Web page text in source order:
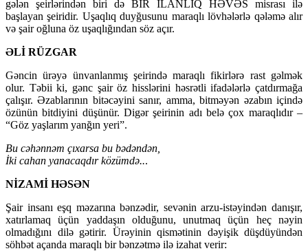
gələn şeirlərindən biri də BİR İLANLIQ HƏVƏS misrası ilə
başlayan şeiridir. Uşaqlıq duyğusunu maraqlı lövhələrlə qələmə alır
və şair oğluna öz uşaqlığından söz açır.
ƏLİ RÜZGAR
Gəncin ürəyə ünvanlanmış şeirində maraqlı fikirlərə rast gəlmək
olur. Təbii ki, gənc şair öz hisslərini həsrətli ifadələrlə çatdırmağa
çalışır. Əzablarının bitəcəyini sanır, amma, bitməyən əzabın içində
özünün bitdiyini düşünür. Digər şeirinin adı belə çox maraqlıdır –
“Göz yaşlarım yanğın yeri”.
Bu cəhənnəm çıxarsa bu bədəndən,
İki cahan yanacaqdır közümdə...
NİZAMİ HƏSƏN
Şair insanı eşq məzarına bənzədir, sevənin arzu-istəyindən danışır,
xatırlamaq üçün yaddaşın olduğunu, unutmaq üçün heç nəyin
olmadığını dilə gətirir. Ürəyinin qismətinin dəyişik düşdüyündən
söhbət açanda maraqlı bir bənzətmə ilə izahat verir: